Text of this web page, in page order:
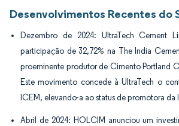
Desenvolvimentos Recentes do
Dezembro de 2024: UltraTech Cement
participação de 32,72% na The India
proeminente produtor de Cimento Portland
Este movimento concede à UltraTech o
ICEM, elevando-a ao status de promotora da
Abril de 2024: HOLCIM anunciou um